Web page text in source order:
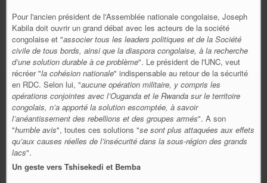
Pour l'ancien président de l'Assemblée nationale congolaise, Joseph
Kabila doit ouvrir un grand débat avec les acteurs de la société
congolaise et "associer tous les leaders politiques et de la Société
civile de tous bords, ainsi que la diaspora congolaise, à la recherche
d’une solution durable à ce problème". Le président de l'UNC, veut
récréer "la cohésion nationale" indispensable au retour de la sécurité
en RDC. Selon lui, "aucune opération militaire, y compris les
opérations conjointes avec l’Ouganda et le Rwanda sur le territoire
congolais, n’a apporté la solution escomptée, à savoir
l’anéantissement des rebellions et des groupes armés". A son
"humble avis", toutes ces solutions "se sont plus attaquées aux effets
qu’aux causes réelles de l’insécurité dans la sous-région des grands
lacs".
Un geste vers Tshisekedi et Bemba